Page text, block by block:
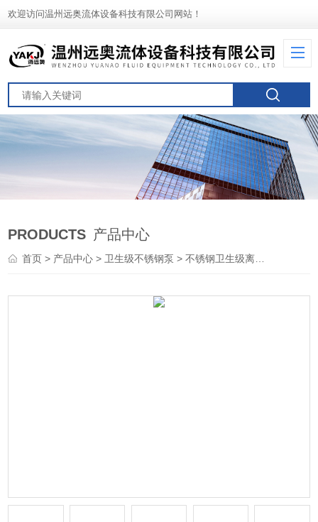
欢迎访问温州远奥流体设备科技有限公司网站！
PRODUCTS 产品中心
首页> 产品中心 >卫生级不锈钢泵 >不锈钢卫生级离心泵